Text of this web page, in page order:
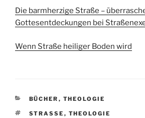
Die barmherzige Straße –
Gottesentdeckungen bei
Wenn Straße heiliger Boden wird
KATEGORIEN
BÜCHER , THEOLOGIE
SCHLAGWÖRTER
STRASSE , THEOLOGIE